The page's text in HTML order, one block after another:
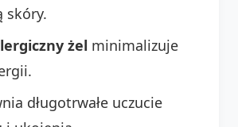
skóry.
żel minimalizuje
długotrwałe uczucie